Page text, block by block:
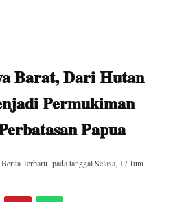
Barat, Dari Hutan
Permukiman
Papua
Berita Terbaru pada tanggalSelasa, 17 Juni